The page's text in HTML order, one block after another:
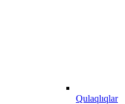
Qulaqlıqlar